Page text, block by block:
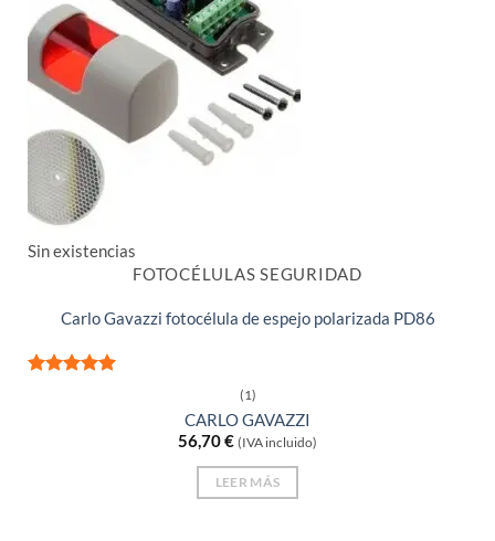
Sin existencias
FOTOCÉLULAS SEGURIDAD
Carlo Gavazzi fotocélula de espejo polarizada PD86
(1)
CARLO GAVAZZI
56,70€ (IVA incluido)
LEER MÁS